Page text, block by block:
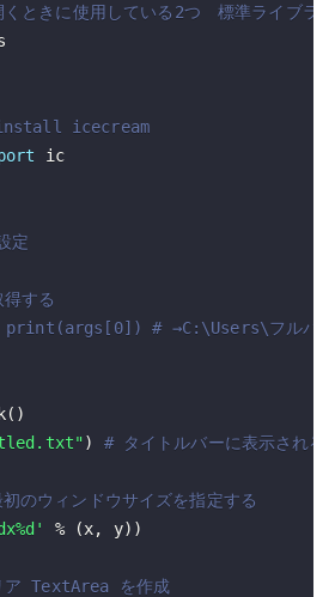
ときに使用している2つ　標準ライブラ
icecream
ic
定
する
print(args[0]) # →C:\Users\フルパ
( )
) # タイトルバーに表示される
のウィンドウサイズを指定する
% (x, y) )
ア TextArea を作成